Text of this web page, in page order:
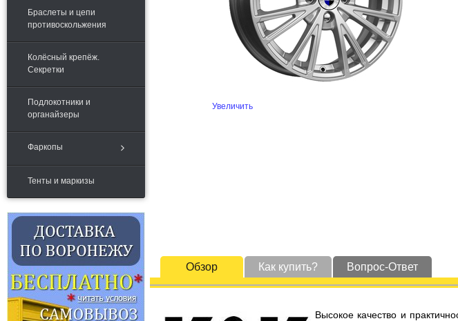
Браслеты и цепи
противоскольжения
Колёсный крепёж.
Секретки
Подлокотники и
органайзеры
Фаркопы
Тенты и маркизы
Увеличить
Обзор Как купить? Вопрос-Ответ
Высокое качество и